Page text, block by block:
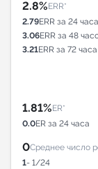
2.8%ERR*
2.79ERR за 24 часа
3.06ERR за 48
3.21ERR за 72 часа
1.81%ER*
0.0ER за 24 часа
0Среднее число
1- 1/24